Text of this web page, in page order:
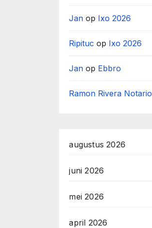
Jan op Ixo 2026
Ripituc op Ixo 2026
Jan op Ebbro
Ramon Rivera Notario
augustus 2026
juni 2026
mei 2026
april 2026